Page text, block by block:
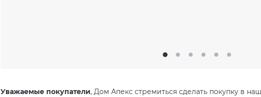
Уважаемые покупатели, Дом Апекс стремиться сделать покупку в